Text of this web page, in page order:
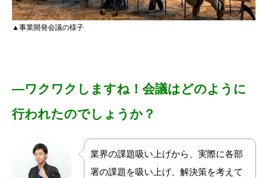
▲事業開発会議の様子
―ワクワクしますね！会議はどのように
行われたのでしょうか？
業界の課題吸い上げから、実際に各部
署の課題を吸い上げ、解決策を考えて